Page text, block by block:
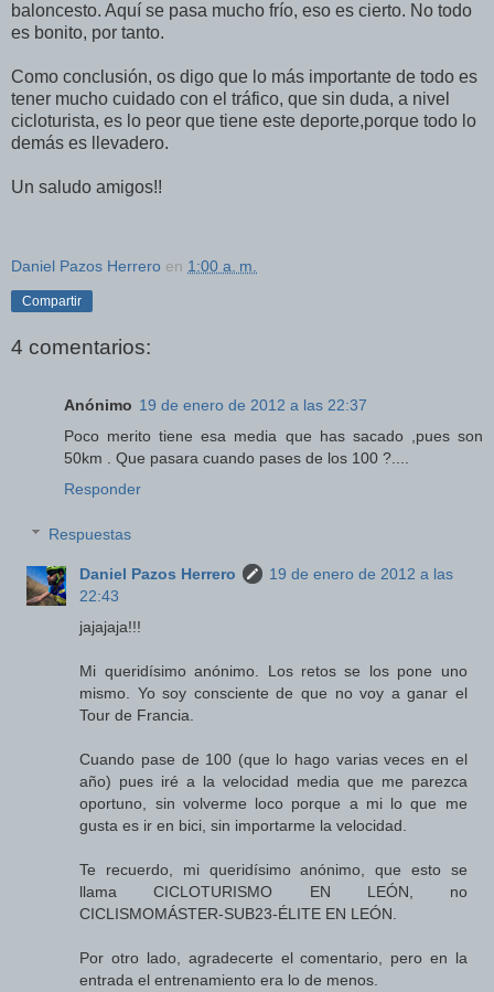
baloncesto. Aquí se pasa mucho frío, eso es cierto. No todo
es bonito, por tanto.
Como conclusión, os digo que lo más importante de todo es
tener mucho cuidado con el tráfico, que sin duda, a nivel
cicloturista, es lo peor que tiene este deporte,porque todo lo
demás es llevadero.
Un saludo amigos!!
Daniel Pazos Herrero en 1:00 a. m.
Compartir
4 comentarios:
Anónimo 19 de enero de 2012 a las 22:37
Poco merito tiene esa media que has sacado ,pues son
50km . Que pasara cuando pases de los 100 ?....
Responder
Respuestas
Daniel Pazos Herrero
19 de enero de 2012 a las
22:43
jajajaja!!!
Mi queridísimo anónimo. Los retos se los pone uno
mismo. Yo soy consciente de que no voy a ganar el
Tour de Francia.
Cuando pase de 100 (que lo hago varias veces en el
año) pues iré a la velocidad media que me parezca
oportuno, sin volverme loco porque a mi lo que me
gusta es ir en bici, sin importarme la velocidad.
Te recuerdo, mi queridísimo anónimo, que esto se
llama CICLOTURISMO EN LEÓN, no
CICLISMOMÁSTER-SUB23-ÉLITE EN LEÓN.
Por otro lado, agradecerte el comentario, pero en la
entrada el entrenamiento era lo de menos.